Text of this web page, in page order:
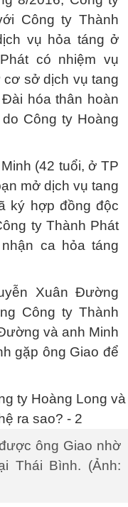
Công ty Thành
vụ hỏa táng ở
có nhiệm vụ
sở dịch vụ tang
hóa thân hoàn
Công ty Hoàng
(42 tuổi, ở TP
mở dịch vụ tang
ký hợp đồng độc
ty Thành Phát
ca hỏa táng
Xuân Đường
Công ty Thành
và anh Minh
gặp ông Giao để
ông Giao nhờ
Thái Bình. (Ảnh: